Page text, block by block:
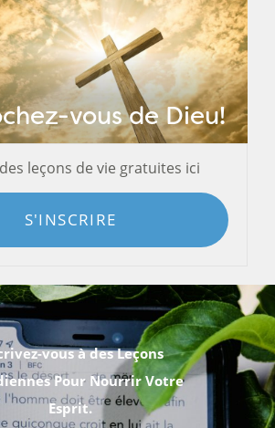
vous de Dieu!
leçons de vie gratuites ici
S'INSCRIRE
vous à des Leçons
Pour Nourrir Votre
Esprit.